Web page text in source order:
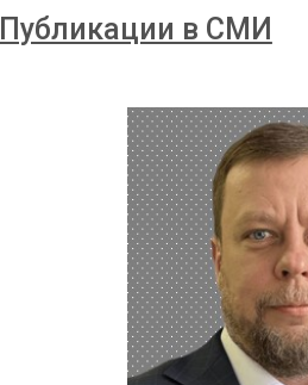
Публикации в СМИ